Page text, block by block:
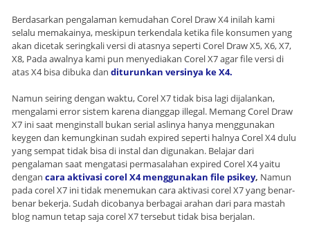
Berdasarkan pengalaman kemudahan Corel Draw X4 inilah kami
selalu memakainya, meskipun terkendala ketika file konsumen yang
akan dicetak seringkali versi di atasnya seperti Corel Draw X5, X6, X7,
X8, Pada awalnya kami pun menyediakan Corel X7 agar file versi di
atas X4 bisa dibuka dan diturunkan versinya ke X4.
Namun seiring dengan waktu, Corel X7 tidak bisa lagi dijalankan,
mengalami error sistem karena dianggap illegal. Memang Corel Draw
X7 ini saat menginstall bukan serial aslinya hanya menggunakan
keygen dan kemungkinan sudah expired seperti halnya Corel X4 dulu
yang sempat tidak bisa di instal dan digunakan. Belajar dari
pengalaman saat mengatasi permasalahan expired Corel X4 yaitu
dengan cara aktivasi corel X4 menggunakan file psikey, Namun
pada corel X7 ini tidak menemukan cara aktivasi corel X7 yang benar-
benar bekerja. Sudah dicobanya berbagai arahan dari para mastah
blog namun tetap saja corel X7 tersebut tidak bisa berjalan.